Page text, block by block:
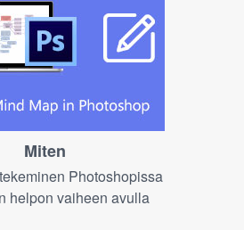
Miten
Photoshopissa
helpon vaiheen avulla